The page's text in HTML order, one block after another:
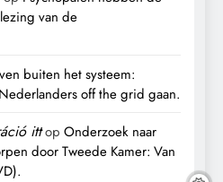
van de
buiten het systeem:
off the grid gaan.
ittop Onderzoek naar
door Tweede Kamer: Van